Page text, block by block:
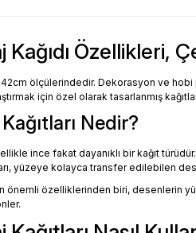
Kağıdı Özellikleri,
ölçülerindedir. Dekorasyon ve
için özel olarak tasarlanmış
Nedir?
ince fakat dayanıklı bir kağıt
yüzeye kolayca transfer edilebilen
önemli özelliklerinden biri, desenlerin